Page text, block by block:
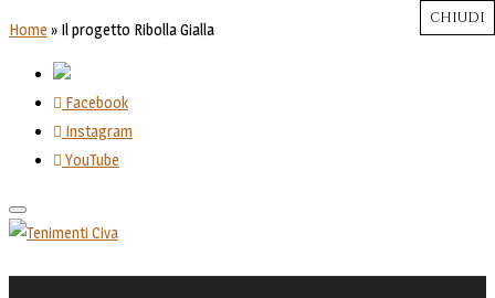
Home » Il progetto Ribolla Gialla
Facebook
Instagram
YouTube
Toggle
navigation
Close
Close
Close
Close
CHIUDI
CHIUDI
CHIUDI
CHIUDI
CHIUDI